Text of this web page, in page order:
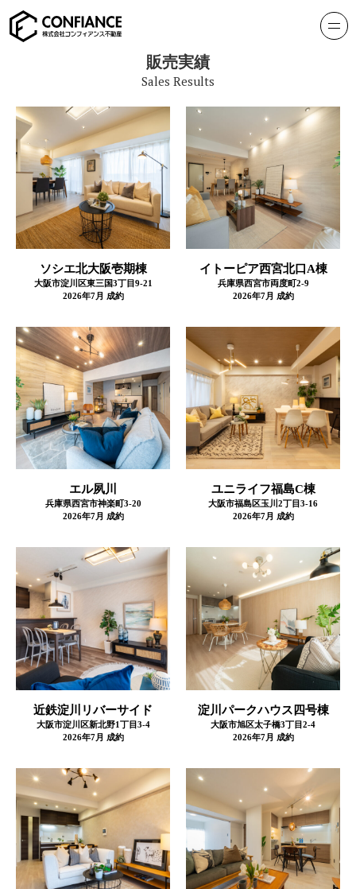
販売実績
Sales Results
ソシエ北大阪壱期棟
大阪市淀川区東三国3丁目9-21
2026年7月 成約
イトーピア西宮北口A棟
兵庫県西宮市両度町2-9
2026年7月 成約
エル夙川
兵庫県西宮市神楽町3-20
2026年7月 成約
ユニライフ福島C棟
大阪市福島区玉川2丁目3-16
2026年7月 成約
近鉄淀川リバーサイド
大阪市淀川区新北野1丁目3-4
2026年7月 成約
淀川パークハウス四号棟
大阪市旭区太子橋3丁目2-4
2026年7月 成約